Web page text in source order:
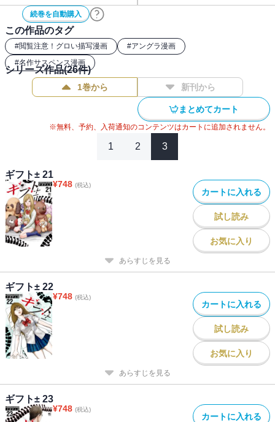
物語の核心に大きく迫る第５巻!!
続巻を自動購入
この作品のタグ
#閲覧注意！グロい描写漫画 #アングラ漫画
#名作サスペンス漫画
シリーズ作品(26件)
1巻から 新刊から
まとめてカート
※無料、予約、入荷通知のコンテンツはカートに追加されません。
1 2 3
ギフト± 21
¥748 (税込)
カートに入れる
試し読み
お気に入り
あらすじを見る
ギフト± 22
¥748 (税込)
カートに入れる
試し読み
お気に入り
あらすじを見る
ギフト± 23
¥748 (税込)
カートに入れる